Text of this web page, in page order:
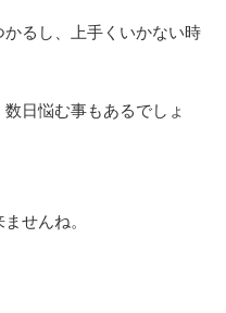
るし、上手くいかない時
日悩む事もあるでしょ
せんね。